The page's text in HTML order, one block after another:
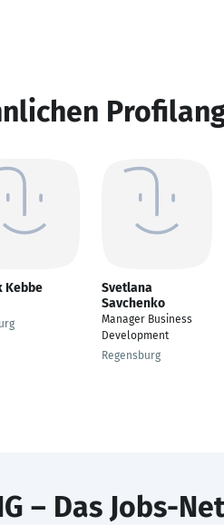
Kebbe
Svetlana
Savchenko
Manager Business
Development
Regensburg
– Das Jobs-